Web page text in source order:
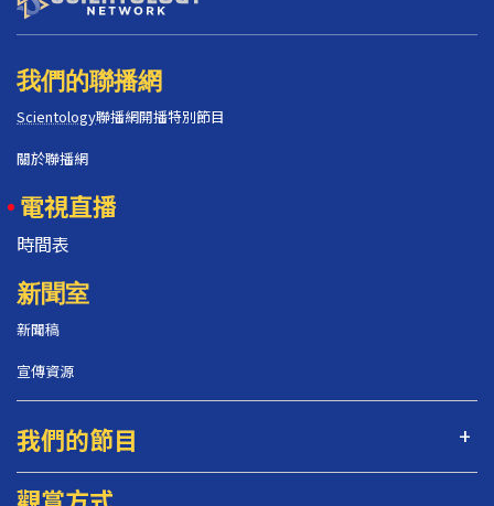
我們的聯播網
Scientology聯播網開播特別節目
關於聯播網
電視直播
時間表
新聞室
新聞稿
宣傳資源
我們的節目